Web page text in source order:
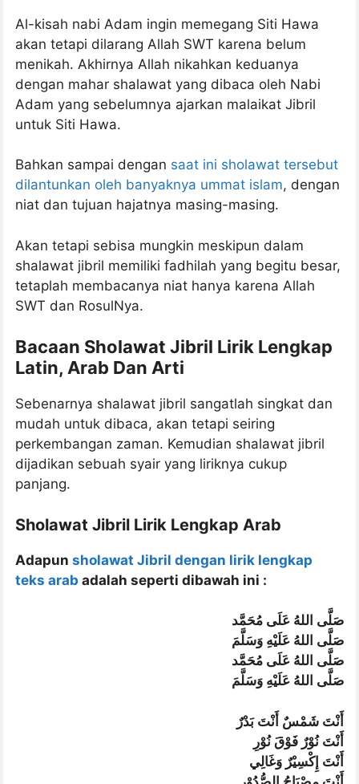
Al-kisah nabi Adam ingin memegang Siti Hawa
akan tetapi dilarang Allah SWT karena belum
menikah. Akhirnya Allah nikahkan keduanya
dengan mahar shalawat yang dibaca oleh Nabi
Adam yang sebelumnya ajarkan malaikat Jibril
untuk Siti Hawa.
Bahkan sampai dengan saat ini sholawat tersebut
dilantunkan oleh banyaknya ummat islam, dengan
niat dan tujuan hajatnya masing-masing.
Akan tetapi sebisa mungkin meskipun dalam
shalawat jibril memiliki fadhilah yang begitu besar,
tetaplah membacanya niat hanya karena Allah
SWT dan RosulNya.
Bacaan Sholawat Jibril Lirik Lengkap
Latin, Arab Dan Arti
Sebenarnya shalawat jibril sangatlah singkat dan
mudah untuk dibaca, akan tetapi seiring
perkembangan zaman. Kemudian shalawat jibril
dijadikan sebuah syair yang liriknya cukup
panjang.
Sholawat Jibril Lirik Lengkap Arab
Adapun sholawat Jibril dengan lirik lengkap
teks arab adalah seperti dibawah ini :
صَلَّى اللهُ عَلَى مُحَمَّد
صَلَّى اللهُ عَلَيْهِ وَسَلَّمَ
صَلَّى اللهُ عَلَى مُحَمَّد
صَلَّى اللهُ عَلَيْهِ وَسَلَّمَ
أَنْتَ شَمْسٌ أَنْتَ بَدْرٌ
أَنْتَ نُوْرٌ فَوْقَ نُوْرِ
أَنْتَ إِكْسِيْرٌ وَغَالِي